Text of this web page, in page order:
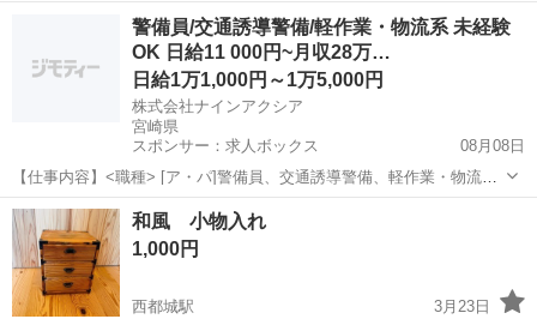
宮崎市 清武駅 収納家具 カゴ
警備員/交通誘導警備/軽作業・物流系 未経験
OK 日給11 000円~月収28万…
日給1万1,000円～1万5,000円
株式会社ナインアクシア
宮崎県
スポンサー：求人ボックス
08月08日
【仕事内容】<職種> [ア・パ]警備員、交通誘導警備、軽作業・物流そ
の他 <雇用形態> アルバイト・パート <給与> [ア・パ]日給11,000円～
15,000円 交通費:一部支給 遠方の方には一部支給しております。 日給
に一律手...
アルバイト・パート
和風 小物入れ
1,000円
西都城駅
3月23日